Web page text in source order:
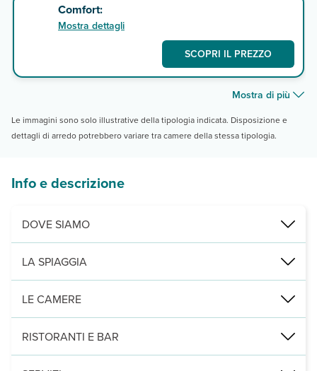
Comfort:
Mostra dettagli
SCOPRI IL PREZZO
Mostra di più
Le immagini sono solo illustrative della tipologia indicata. Disposizione e
dettagli di arredo potrebbero variare tra camere della stessa tipologia.
Info e descrizione
DOVE SIAMO
Carloforte, Isola di San Pietro, a circa 350 m dal porto, 350 m
LA SPIAGGIA
scogliere selvagge si alternano a spiagge di fine sabbia
LE CAMERE
46, eleganti e confortevoli, sono dotate di aria condizionata, Wi-
RISTORANTI E BAR
lounge bar, ristorante sulla terrazza panoramica aperto per la